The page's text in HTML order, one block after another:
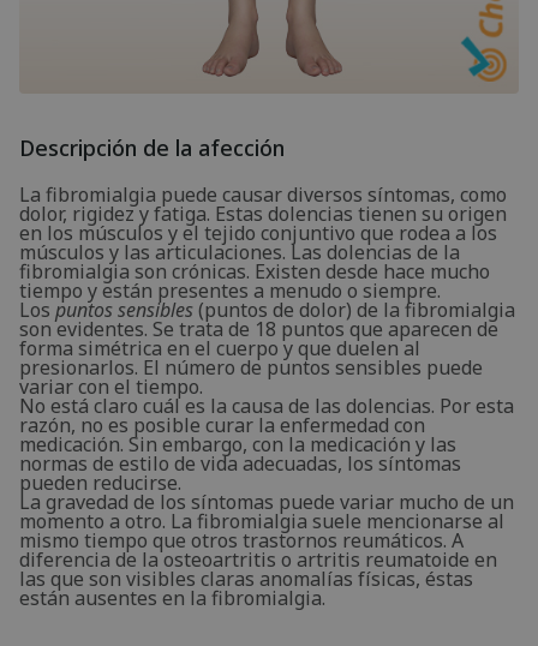
Descripción de la afección
La fibromialgia puede causar diversos síntomas, como
dolor, rigidez y fatiga. Estas dolencias tienen su origen
en los músculos y el tejido conjuntivo que rodea a los
músculos y las articulaciones. Las dolencias de la
fibromialgia son crónicas. Existen desde hace mucho
tiempo y están presentes a menudo o siempre.
Los puntos sensibles(puntos de dolor) de la fibromialgia
son evidentes. Se trata de 18 puntos que aparecen de
forma simétrica en el cuerpo y que duelen al
presionarlos. El número de puntos sensibles puede
variar con el tiempo.
No está claro cuál es la causa de las dolencias. Por esta
razón, no es posible curar la enfermedad con
medicación. Sin embargo, con la medicación y las
normas de estilo de vida adecuadas, los síntomas
pueden reducirse.
La gravedad de los síntomas puede variar mucho de un
momento a otro. La fibromialgia suele mencionarse al
mismo tiempo que otros trastornos reumáticos. A
diferencia de la osteoartritis o artritis reumatoide en
las que son visibles claras anomalías físicas, éstas
están ausentes en la fibromialgia.